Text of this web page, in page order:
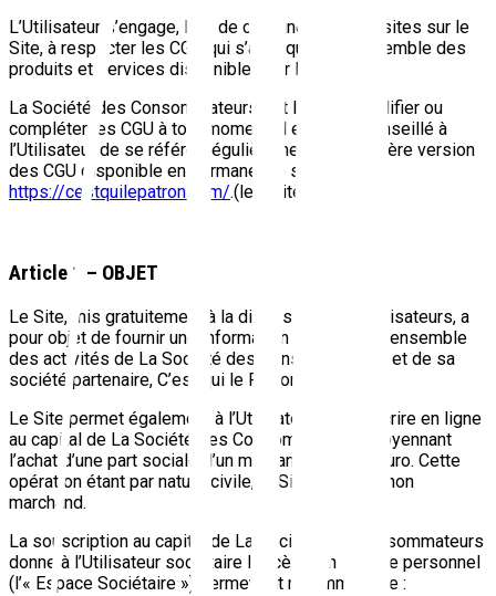
L’Utilisateur s’engage, lors de chacune de ses visites sur le
Site, à respecter les CGU qui s’appliquent à l’ensemble des
produits et services disponibles sur le Site.
La Société des Consommateurs est libre de modifier ou
compléter les CGU à tout moment. Il est donc conseillé à
l’Utilisateur de se référer régulièrement à la dernière version
des CGU disponible en permanence sur
https://cestquilepatron.com/.(le « Site).
Article 1 – OBJET
Le Site, mis gratuitement à la disposition des Utilisateurs, a
pour objet de fournir une information concernant l’ensemble
des activités de La Société des Consommateurs et de sa
société partenaire, C’est qui le Patron ?!.
Le Site permet également à l’Utilisateur de souscrire en ligne
au capital de La Société des Consommateurs, moyennant
l’achat d’une part sociale d’un montant de 1 (un) euro. Cette
opération étant par nature civile, le Site demeure non
marchand.
La souscription au capital de La Société des Consommateurs
donne à l’Utilisateur sociétaire l’accès à un espace personnel
(l’« Espace Sociétaire ») permettant notamment de :